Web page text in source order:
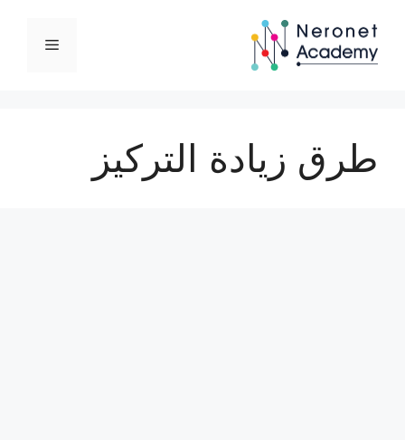
المحتوى
القائمة
طرق زيادة التركيز